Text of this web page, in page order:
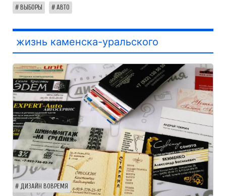
ВЫБОРЫ АВТО
жизнь каменска-уральского
ДИЗАЙН ВОВРЕМЯ